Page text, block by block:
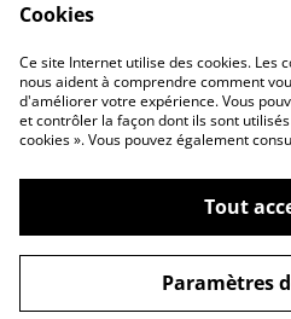
Politique de
confidentialité
©2026Fleurs et lin
Cookies
Ce site Internet utilise des cookies. Les
nous aident à comprendre comment
d'améliorer votre expérience. Vous
et contrôler la façon dont ils sont
cookies ». Vous pouvez également
Tout
Paramètres